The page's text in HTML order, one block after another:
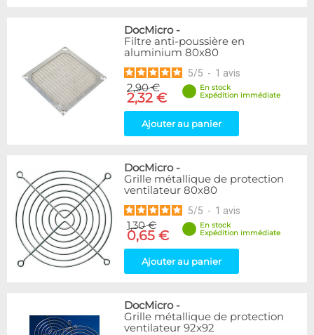
DocMicro-
Filtre anti-poussière en
aluminium 80x80
5/5 - 1 avis
2,90 €
2,32 €
En stock
Expédition immédiate
Ajouter au panier
DocMicro-
Grille métallique de protection
ventilateur 80x80
5/5 - 1 avis
1,30 €
0,65 €
En stock
Expédition immédiate
Ajouter au panier
DocMicro-
Grille métallique de protection
ventilateur 92x92